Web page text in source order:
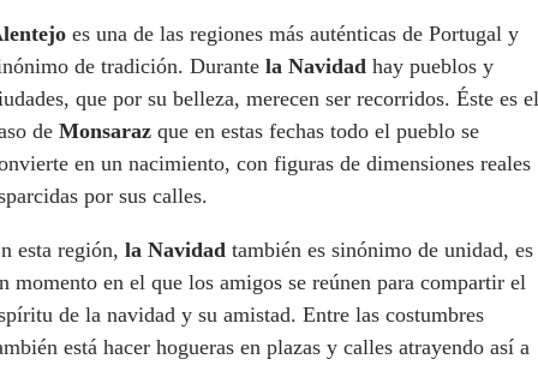
es una de las regiones más auténticas de Portugal y
de tradición. Durante la Navidad hay pueblos y
que por su belleza, merecen ser recorridos. Éste es el
de Monsaraz que en estas fechas todo el pueblo se
en un nacimiento, con figuras de dimensiones reales
por sus calles.
esta región, la Navidad también es sinónimo de unidad, es
momento en el que los amigos se reúnen para compartir el
de la navidad y su amistad. Entre las costumbres
está hacer hogueras en plazas y calles atrayendo así a